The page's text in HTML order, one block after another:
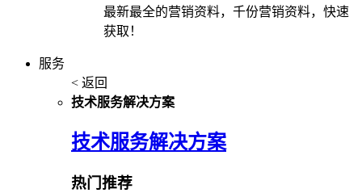
最新最全的营销资料，千份营销资料，快速
获取！
服务
< 返回
技术服务解决方案
技术服务解决方案
热门推荐